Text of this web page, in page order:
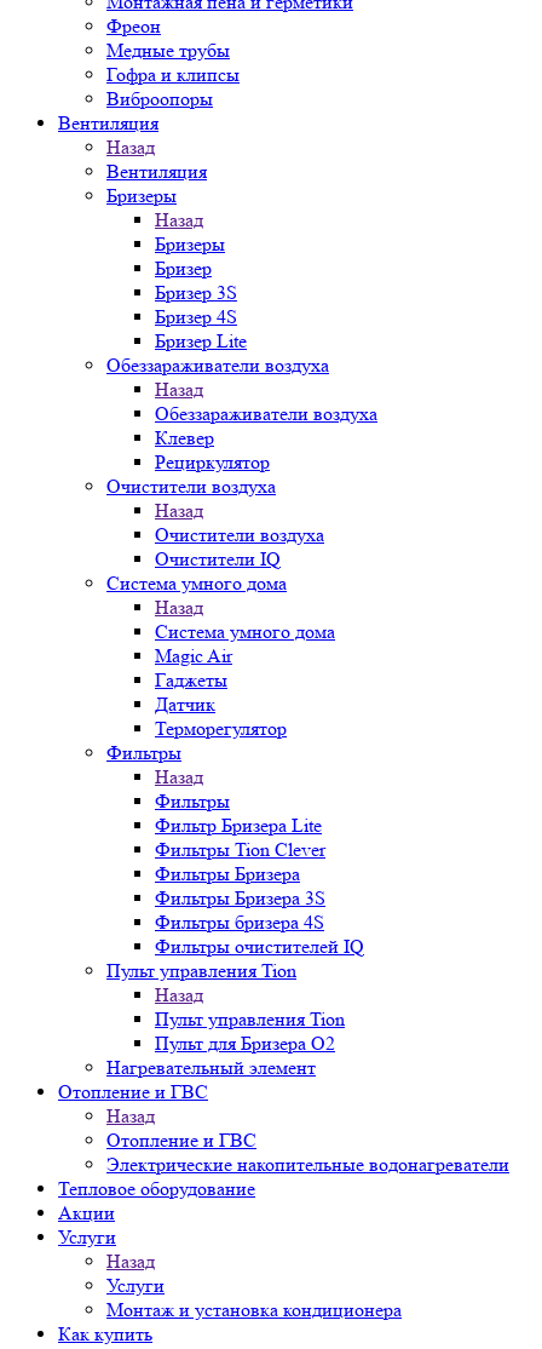
Фреон
Медные трубы
Гофра и клипсы
Виброопоры
Вентиляция
Назад
Вентиляция
Бризеры
Назад
Бризеры
Бризер
Бризер 3S
Бризер 4S
Бризер Lite
Обеззараживатели воздуха
Назад
Обеззараживатели воздуха
Клевер
Рециркулятор
Очистители воздуха
Назад
Очистители воздуха
Очистители IQ
Система умного дома
Назад
Система умного дома
Magic Air
Гаджеты
Датчик
Терморегулятор
Фильтры
Назад
Фильтры
Фильтр Бризера Lite
Фильтры Tion Clever
Фильтры Бризера
Фильтры Бризера 3S
Фильтры бризера 4S
Фильтры очистителей IQ
Пульт управления Tion
Назад
Пульт управления Tion
Пульт для Бризера O2
Нагревательный элемент
Отопление и ГВС
Назад
Отопление и ГВС
Электрические накопительные водонагреватели
Тепловое оборудование
Акции
Услуги
Назад
Услуги
Монтаж и установка кондиционера
Как купить